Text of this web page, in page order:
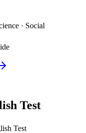
· Social
Test
Test